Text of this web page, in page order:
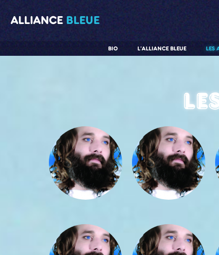
ALLIANCE BLEUE
LES
L'ALLIANCE BLEUE
BIO